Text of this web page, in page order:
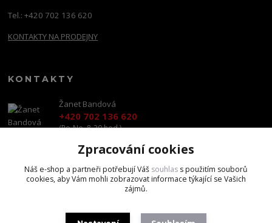
Tel.: +420 702 136 620
KONTAKTY NA PRODEJNY
KONTAKTY
Žanet Bandová
+420 702 136 620
(Po-Ne, 8-20 hod.)
shop@brandscapital.cz
Zpracování cookies
Náš e-shop a partneři potřebují Váš souhlas s použitím souborů
cookies, aby Vám mohli zobrazovat informace týkající se Vašich
zájmů.